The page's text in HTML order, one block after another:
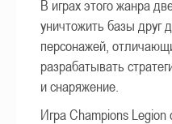
В играх этого жанра
уничтожить базы друг
персонажей,
разрабатывать
и снаряжение.
Игра Champions